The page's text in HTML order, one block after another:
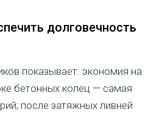
долговечность
показывает: экономия на
бетонных колец — самая
после затяжных ливней